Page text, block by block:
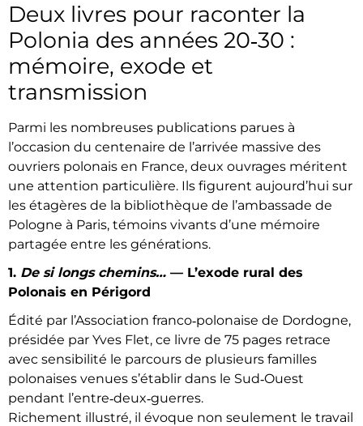
Deux livres pour raconter la
Polonia des années 20‑30 :
mémoire, exode et
transmission
Parmi les nombreuses publications parues à
l’occasion du centenaire de l’arrivée massive des
ouvriers polonais en France, deux ouvrages méritent
une attention particulière. Ils figurent aujourd’hui sur
les étagères de la bibliothèque de l’ambassade de
Pologne à Paris, témoins vivants d’une mémoire
partagée entre les générations.
1. De si longs chemins… — L’exode rural des
Polonais en Périgord
Édité par l’Association franco‑polonaise de Dordogne,
présidée par Yves Flet, ce livre de 75 pages retrace
avec sensibilité le parcours de plusieurs familles
polonaises venues s’établir dans le Sud‑Ouest
pendant l’entre‑deux‑guerres.
Richement illustré, il évoque non seulement le travail